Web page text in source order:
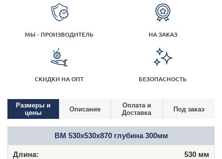
МЫ - ПРОИЗВОДИТЕЛЬ НА ЗАКАЗ
СКИДКИ НА ОПТ БЕЗОПАСНОСТЬ
Размеры и
цены
Описание
Оплата и
Доставка
Под заказ
ВМ 530x530x870 глубина 300мм
530 мм